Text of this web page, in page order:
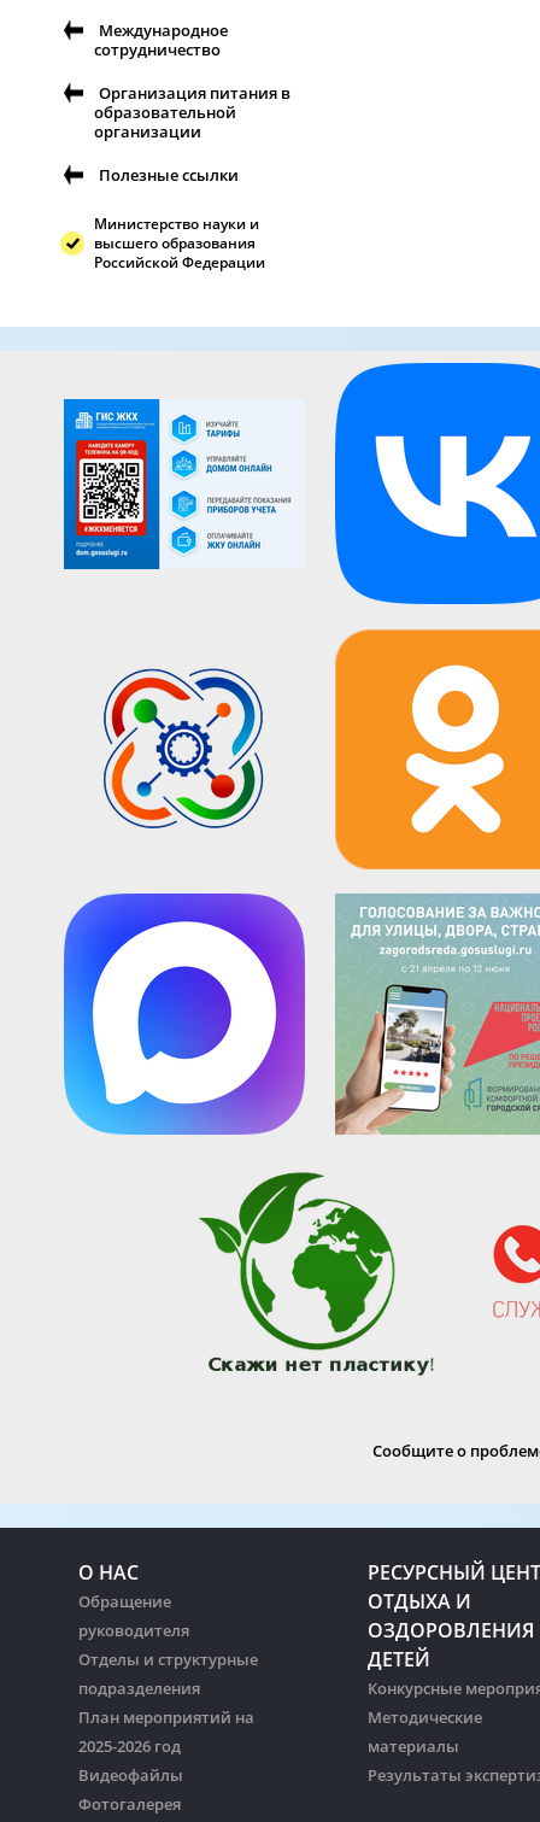
Международное
сотрудничество
Организация питания в
образовательной
организации
Полезные ссылки
Министерство науки и
высшего образования
Российской Федерации
Сообщите о
О НАС
Обращение
руководителя
Отделы и структурные
подразделения
План мероприятий на
2025-2026 год
Видеофайлы
Фотогалерея
РЕСУРСНЫЙ
ОТДЫХА И
ОЗДОРОВЛЕНИЯ
ДЕТЕЙ
Конкурсные
Методические
материалы
Результаты